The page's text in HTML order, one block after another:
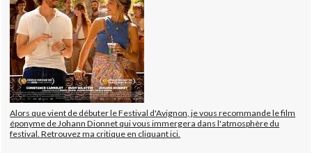
Alors que vient de débuter le Festival d'Avignon, je vous recommande le film
éponyme de Johann Dionnet qui vous immergera dans l'atmosphère du
festival. Retrouvez ma critique en cliquant ici.